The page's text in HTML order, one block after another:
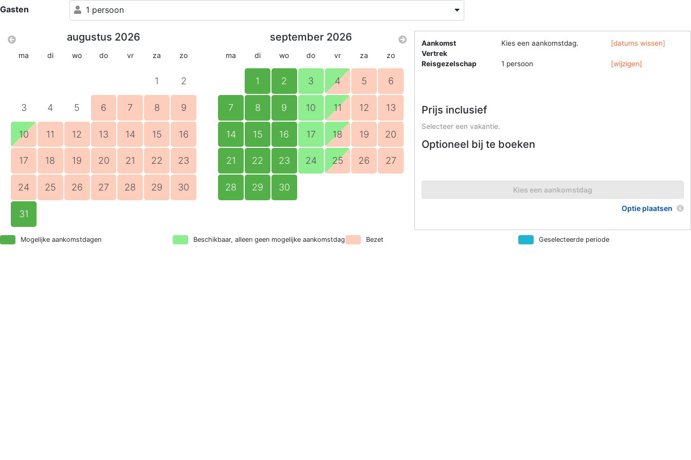
Gasten 1 persoon
augustus 2026
ma di wo do vr za zo
1 2
3 4 5 6 7 8 9
10 11 12 13 14 15 16
17 18 19 20 21 22 23
24 25 26 27 28 29 30
31
september 2026
ma di wo do vr za zo
1 2 3 4 5 6
7 8 9 10 11 12 13
14 15 16 17 18 19 20
21 22 23 24 25 26 27
28 29 30
Mogelijke aankomstdagen Beschikbaar, alleen geen mogelijke aankomstdag Bezet Geselecteerde periode
Prijs inclusief
Selecteer een vakantie.
Optioneel bij te boeken
Aankomst Kies een aankomstdag.
[datums wissen]
Vertrek
Reisgezelschap
1 persoon [wijzigen]
Kies een aankomstdag
Optie plaatsen